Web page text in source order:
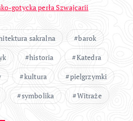
gotycka perła Szwajcarii
sakralna
barok
historia
Katedra
kultura
pielgrzymki
symbolika Witraże